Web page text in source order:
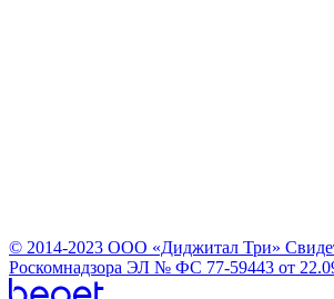
© 2014-2023 ООО «Диджитал Три»
Роскомнадзора ЭЛ № ФС 77-59443 от